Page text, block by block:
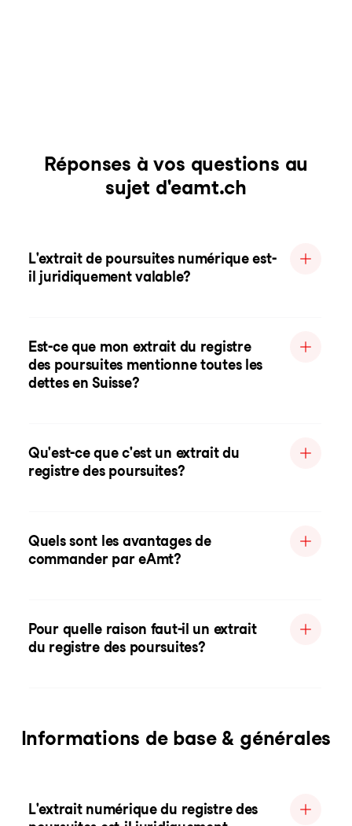
Réponses à vos questions au
sujet d'eamt.ch
L'extrait de poursuites numérique est-
il juridiquement valable?
Est-ce que mon extrait du registre
des poursuites mentionne toutes les
dettes en Suisse?
Qu'est-ce que c'est un extrait du
registre des poursuites?
Quels sont les avantages de
commander par eAmt?
Pour quelle raison faut-il un extrait
du registre des poursuites?
Informations de base & générales
L'extrait numérique du registre des